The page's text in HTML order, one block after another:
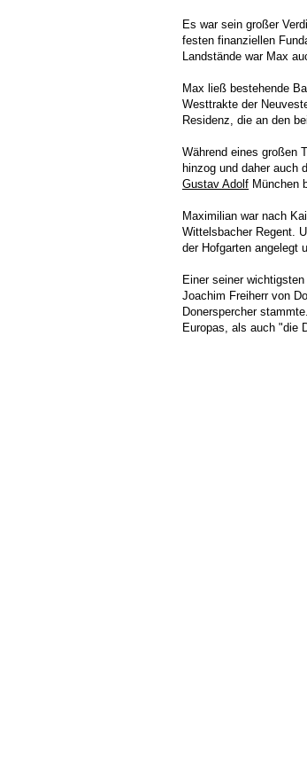
Es war sein großer
festen finanziellen
Landstände war Max
Max ließ bestehende
Westtrakte der
Residenz, die an den
Während eines großen
hinzog und daher auch
Gustav Adolf München
Maximilian war nach
Wittelsbacher Regent.
der Hofgarten angelegt
Einer seiner
Joachim Freiherr von
Donerspercher
Europas, als auch "die